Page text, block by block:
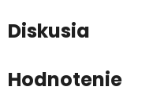
Diskusia
Hodnotenie